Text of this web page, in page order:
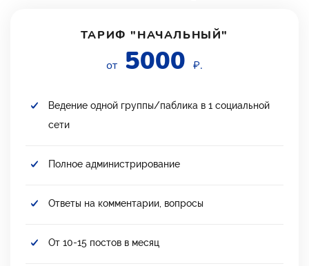
ТАРИФ "НАЧАЛЬНЫЙ"
от 5000 ₽.
Ведение одной группы/паблика в 1 социальной
сети
Полное администрирование
Ответы на комментарии, вопросы
От 10-15 постов в месяц